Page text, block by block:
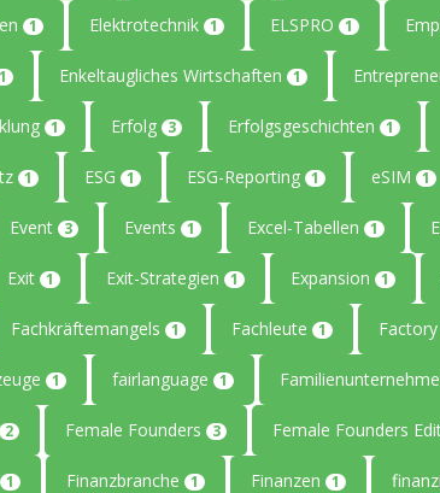
1 Elektrotechnik 1 ELSPRO 1
1 Enkeltaugliches Wirtschaften 1
1 Erfolg 3 Erfolgsgeschichten 1
1 ESG 1 ESG-Reporting 1 eSIM 1
Event 3 Events 1 Excel-Tabellen 1
Exit 1 Exit-Strategien 1 Expansion 1
Fachkräftemangels 1 Fachleute 1
1 fairlanguage 1
2 Female Founders 3 Female Founders
1 Finanzbranche 1 Finanzen 1